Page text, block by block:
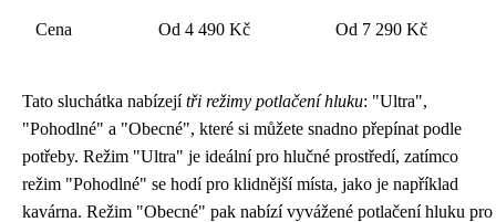
Cena Od 4 490 Kč Od 7 290 Kč
Tato sluchátka nabízejítři režimy potlačení hluku: "Ultra",
"Pohodlné" a "Obecné", které si můžete snadno přepínat podle
potřeby. Režim "Ultra" je ideální pro hlučné prostředí, zatímco
režim "Pohodlné" se hodí pro klidnější místa, jako je například
kavárna. Režim "Obecné" pak nabízí vyvážené potlačení hluku pro